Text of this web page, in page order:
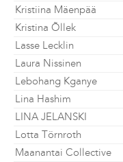
Kristiina Mäenpää
Kristina Õllek
Lasse Lecklin
Laura Nissinen
Lebohang Kganye
Lina Hashim
LINA JELANSKI
Lotta Törnroth
Maanantai Collective